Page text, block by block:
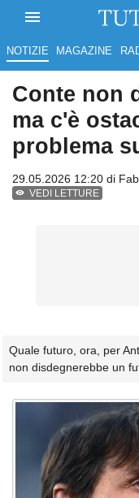
NOTIZIE MAGAZINE
Conte non
ma c'è
problema
29.05.2026 12:20 di
VEDI LETTURE
Quale futuro, ora, per
non disdegnerebbe un